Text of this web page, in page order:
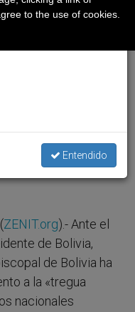
del
ZENIT.org).- Ante el
de Bolivia,
de Bolivia ha
a la «tregua
nacionales
Entendido
to the use of cookies.